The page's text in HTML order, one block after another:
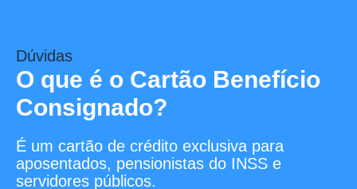
Dúvidas
O que é o Cartão Benefício
Consignado?
É um cartão de crédito exclusiva para
aposentados, pensionistas do INSS e
servidores públicos.